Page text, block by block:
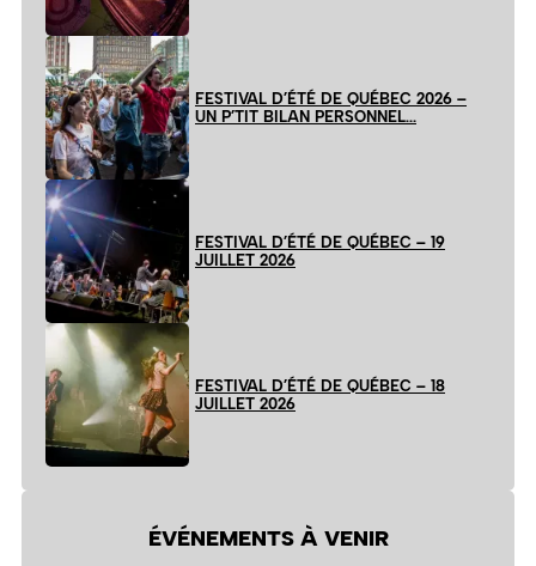
FESTIVAL D’ÉTÉ DE QUÉBEC 2026 –
UN P’TIT BILAN PERSONNEL…
FESTIVAL D’ÉTÉ DE QUÉBEC – 19
JUILLET 2026
FESTIVAL D’ÉTÉ DE QUÉBEC – 18
JUILLET 2026
ÉVÉNEMENTS À VENIR